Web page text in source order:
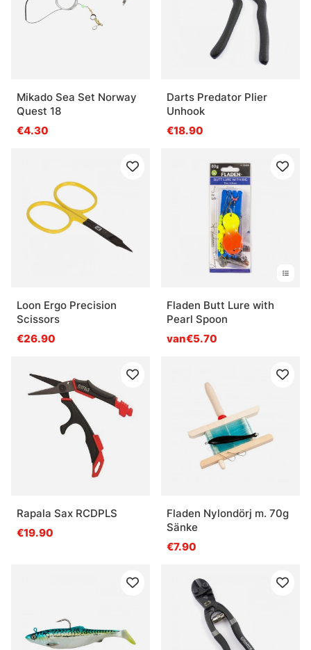
Mikado Sea Set Norway
Quest 18
€4.30
Darts Predator Plier
Unhook
€18.90
Loon Ergo Precision
Scissors
€26.90
Fladen Butt Lure with
Pearl Spoon
van€5.70
Rapala Sax RCDPLS
€19.90
Fladen Nylondörj m. 70g
Sänke
€7.90